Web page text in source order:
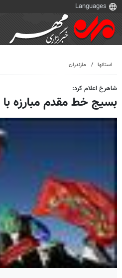
استانها مازندران
شاهرخ اعلام کرد:
بسیج خط مقدم مبارزه